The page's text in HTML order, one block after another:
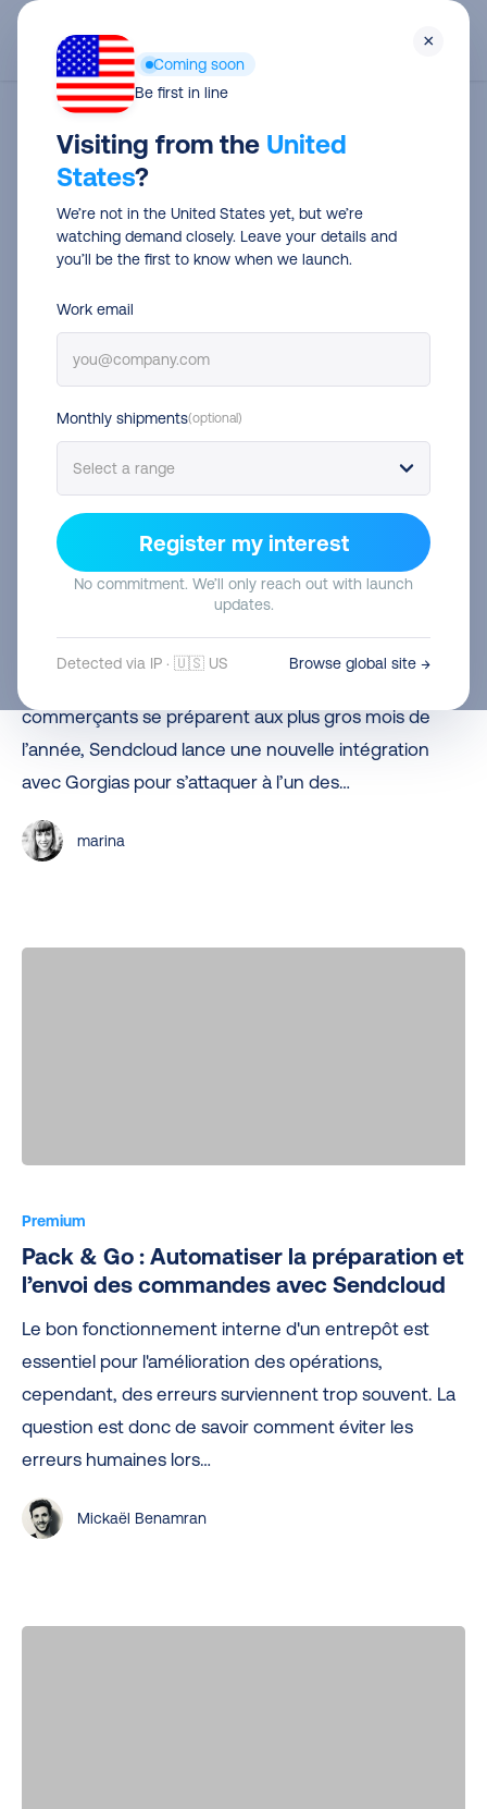
Skip
content
Category
Premium
Sendcloud
Gorgias
détection
de
basée
sur
Premium
Sendcloud et Gorgias lancent la
détection de problèmes « de livraison »
basée sur l’IA avant la haute saison
commerçants se préparent aux plus gros mois de
l’année, Sendcloud lance une nouvelle intégration
avec Gorgias pour s’attaquer à l’un des…
marina
&
Go
:
préparation
l’envoi
commandes
avec
Premium
Pack & Go : Automatiser la préparation et
l’envoi des commandes avec Sendcloud
Le bon fonctionnement interne d'un entrepôt est
essentiel pour l'amélioration des opérations,
cependant, des erreurs surviennent trop souvent. La
question est donc de savoir comment éviter les
erreurs humaines lors…
Mickaël Benamran
×
Coming soon
Be first in line
Visiting from the United
States?
We’re not in the United States yet, but we’re
watching demand closely. Leave your details and
you’ll be the first to know when we launch.
Work email
Monthly shipments(optional)
Register my interest
No commitment. We’ll only reach out with launch
updates.
Detected via IP · 🇺🇸 US Browse global site →